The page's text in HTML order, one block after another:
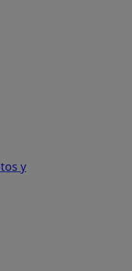
y